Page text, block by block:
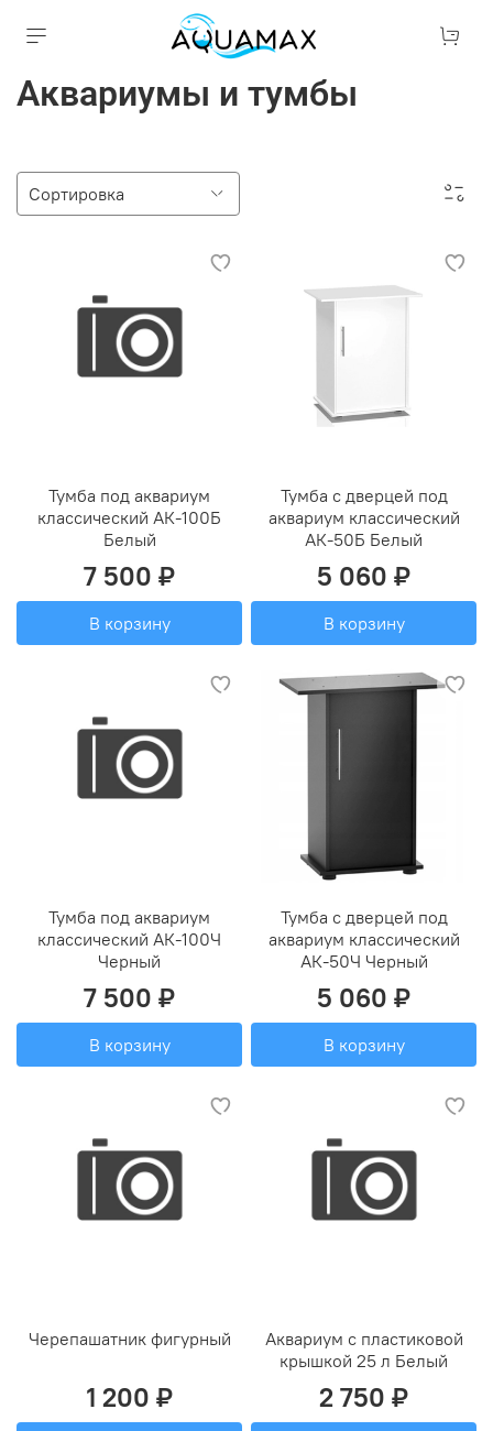
Аквариумы и тумбы
Тумба под аквариум
классический АК-100Б
Белый
7 500 ₽
В корзину
Тумба с дверцей под
аквариум классический
АК-50Б Белый
5 060 ₽
В корзину
Тумба под аквариум
классический АК-100Ч
Черный
7 500 ₽
В корзину
Тумба с дверцей под
аквариум классический
АК-50Ч Черный
5 060 ₽
В корзину
Черепашатник фигурный
1 200 ₽
Аквариум с пластиковой
крышкой 25 л Белый
2 750 ₽